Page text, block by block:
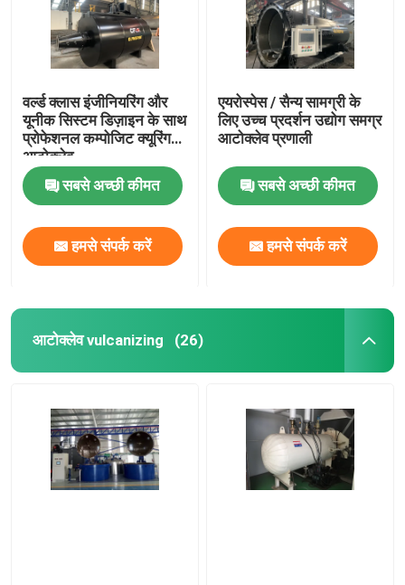
वर्ल्ड क्लास इंजीनियरिंग और
यूनीक सिस्टम डिज़ाइन के साथ
प्रोफेशनल कम्पोजिट क्यूरिंग
आटोक्लेव
सबसे अच्छी कीमत
हमसे संपर्क करें
एयरोस्पेस / सैन्य सामग्री के
लिए उच्च प्रदर्शन उद्योग समग्र
आटोक्लेव प्रणाली
सबसे अच्छी कीमत
हमसे संपर्क करें
आटोक्लेव vulcanizing (26)